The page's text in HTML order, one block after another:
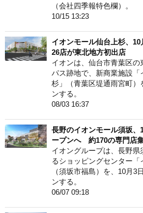
（会社四季報特色欄）。
10/15 13:23
イオンモール仙台上杉、
26店が東北地方初出店
イオンは、仙台市青葉区の
パス跡地で、新商業施設「
杉」（青葉区堤通雨宮町）
ンする。
08/03 16:37
長野のイオンモール須坂、
ープンへ 約170の専門店
イオングループは、長野県
るショッピングセンター「
（須坂市福島）を、10月3
ンする。
06/07 09:18